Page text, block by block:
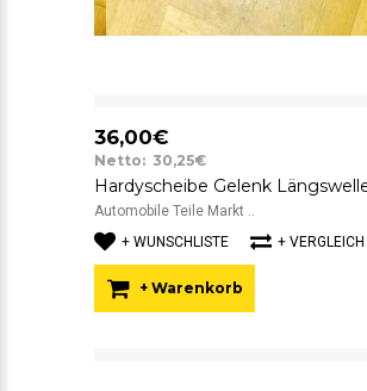
36,00€
Netto: 30,25€
Automobile Teile Markt ..
+ WUNSCHLISTE
+ VERGLEICH
+ Warenkorb